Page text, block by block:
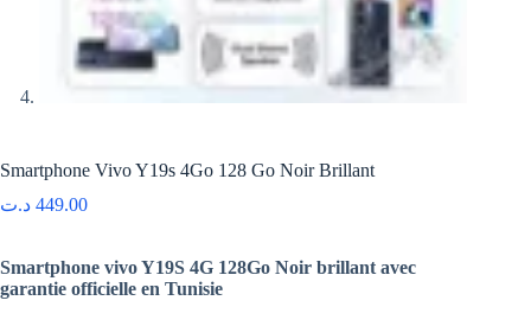
Smartphone Vivo Y19s 4Go 128 Go Noir Brillant
449.00 د.ت
Smartphone vivo Y19S 4G 128Go Noir brillant avec
garantie officielle en Tunisie